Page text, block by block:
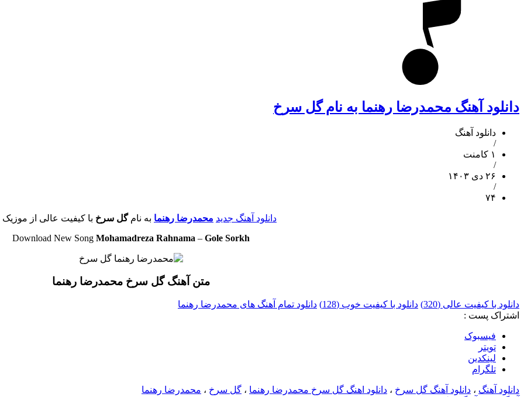
دانلود آهنگ محمدرضا رهنما به نام گل سرخ
دانلود آهنگ
/
۱ کامنت
/
۲۶ دی ۱۴۰۳
/
۷۴
دانلود آهنگ جدید محمدرضا رهنما به نامگل سرخ با کیفیت عالی از موزیک
Download New Song Mohamadreza Rahnama – Gole Sorkh
متن آهنگ گل سرخ محمدرضا رهنما
دانلود با کیفیت عالی (320) دانلود با کیفیت خوب (128)
دانلود تمام آهنگ های محمدرضا رهنما
اشتراک پست :
فيسبوک
تويتر
لینکدین
تلگرام
دانلود آهنگ ، دانلود آهنگ گل سرخ ، دانلود اهنگ گل سرخ محمدرضا رهنما ، گل سرخ ، محمدرضا رهنما